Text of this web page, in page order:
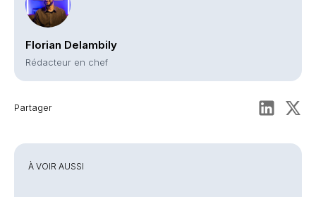
Florian Delambily
Rédacteur en chef
Partager
À VOIR AUSSI